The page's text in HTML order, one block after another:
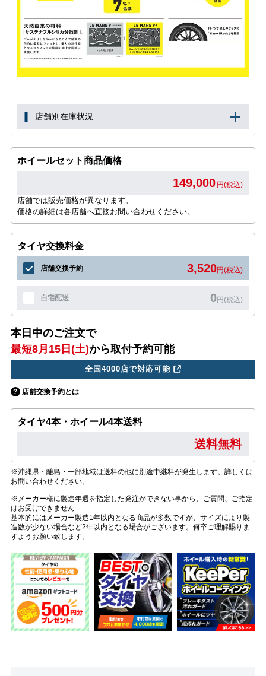
店舗別在庫状況
ホイールセット商品価格
149,000 円(税込)
店舗では販売価格が異なります。
価格の詳細は各店舗へ直接お問い合わせください。
タイヤ交換料金
店舗交換予約 3,520円(税込)
自宅配送 0円(税込)
本日中のご注文で
最短8月15日(土)から取付予約可能
全国4000店で対応可能
店舗交換予約とは
タイヤ4本・ホイール4本送料
送料無料
※沖縄県・離島・一部地域は送料の他に別途中継料が発生します。詳しくは
お問い合わせください。
※メーカー様に製造年週を指定した発注ができない事から、ご質問、ご指定
はお受けできません
基本的にはメーカー製造1年以内となる商品が多数ですが、サイズにより製
造数が少ない場合など2年以内となる場合がございます。何卒ご理解賜りま
すようお願い致します。